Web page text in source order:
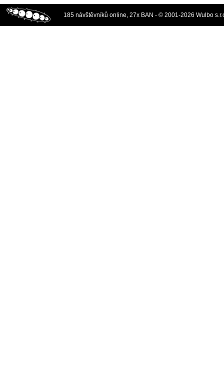
185 návštěvníků online, 27x BAN - © 2001-2026 Wulbo